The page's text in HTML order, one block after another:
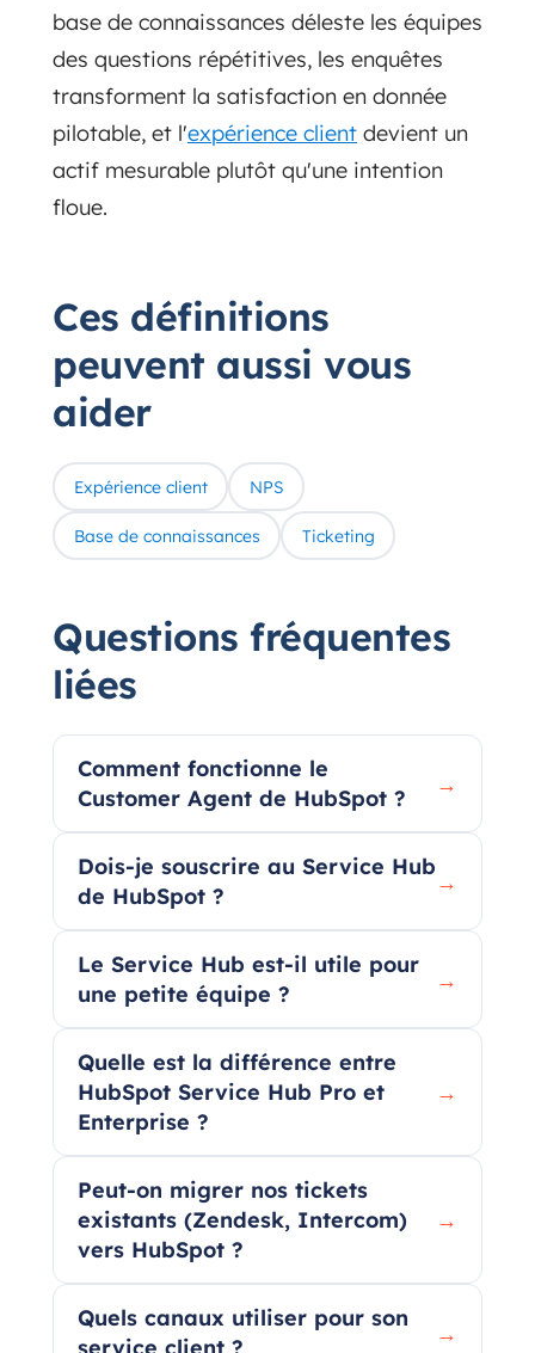
base de connaissances déleste les équipes
des questions répétitives, les enquêtes
transforment la satisfaction en donnée
pilotable, et l'expérience client devient un
actif mesurable plutôt qu'une intention
floue.
Ces définitions
peuvent aussi vous
aider
Expérience client NPS
Base de connaissances Ticketing
Questions fréquentes
liées
Comment fonctionne le
Customer Agent de HubSpot ?
→
Dois-je souscrire au Service Hub
de HubSpot ?
→
Le Service Hub est-il utile pour
une petite équipe ?
→
Quelle est la différence entre
HubSpot Service Hub Pro et
Enterprise ?
→
Peut-on migrer nos tickets
existants (Zendesk, Intercom)
vers HubSpot ?
→
Quels canaux utiliser pour son
→